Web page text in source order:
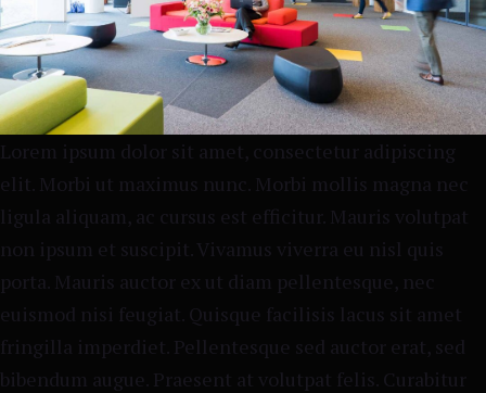
Lorem ipsum dolor sit amet, consectetur adipiscing
elit. Morbi ut maximus nunc. Morbi mollis magna nec
ligula aliquam, ac cursus est efficitur. Mauris volutpat
non ipsum et suscipit. Vivamus viverra eu nisl quis
porta. Mauris auctor ex ut diam pellentesque, nec
euismod nisi feugiat. Quisque facilisis lacus sit amet
fringilla imperdiet. Pellentesque sed auctor erat, sed
bibendum augue. Praesent at volutpat felis. Curabitur